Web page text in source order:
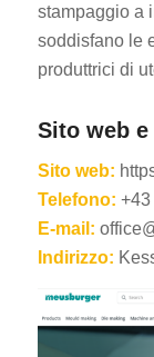
stampaggio a
soddisfano le
produttrici di
Sito web
Sito web:
Telefono:
E-mail:
Indirizzo: